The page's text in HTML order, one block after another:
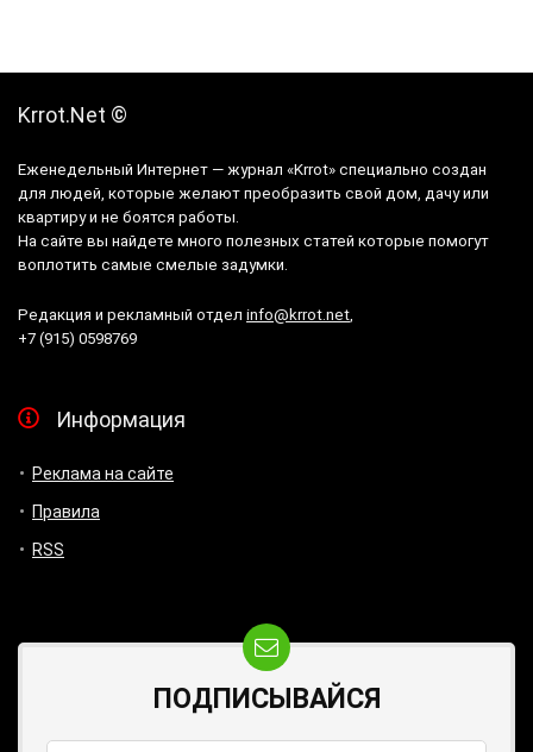
Krrot.Net ©
Еженедельный Интернет — журнал «Krrot» специально создан
для людей, которые желают преобразить свой дом, дачу или
квартиру и не боятся работы.
На сайте вы найдете много полезных статей которые помогут
воплотить самые смелые задумки.
Редакция и рекламный отдел info@krrot.net
+7 (915) 0598769
Информация
Реклама на сайте
Правила
RSS
ПОДПИСЫВАЙСЯ